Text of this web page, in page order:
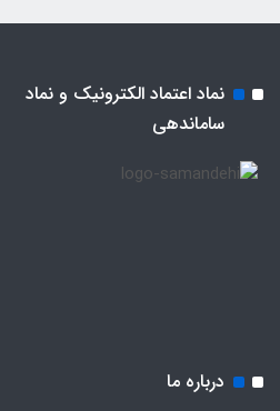
نماد اعتماد الکترونیک و نماد
ساماندهی
درباره ما